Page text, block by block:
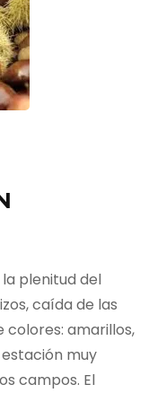
la plenitud del
caída de las
colores: amarillos,
muy
campos. El